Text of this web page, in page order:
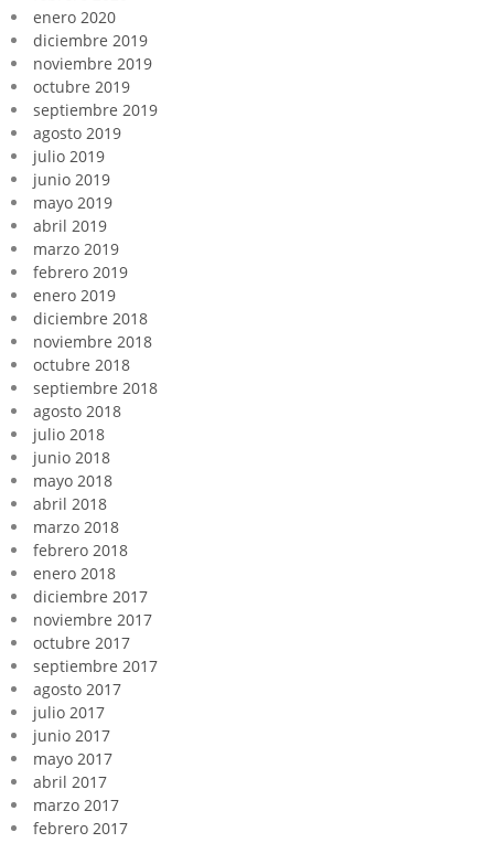
enero 2020
diciembre 2019
noviembre 2019
octubre 2019
septiembre 2019
agosto 2019
julio 2019
junio 2019
mayo 2019
abril 2019
marzo 2019
febrero 2019
enero 2019
diciembre 2018
noviembre 2018
octubre 2018
septiembre 2018
agosto 2018
julio 2018
junio 2018
mayo 2018
abril 2018
marzo 2018
febrero 2018
enero 2018
diciembre 2017
noviembre 2017
octubre 2017
septiembre 2017
agosto 2017
julio 2017
junio 2017
mayo 2017
abril 2017
marzo 2017
febrero 2017